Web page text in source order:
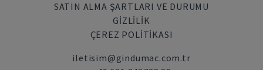
SATIN ALMA ŞARTLARI VE DURUMU
GİZLİLİK
ÇEREZ POLITIKASI
iletisim@gindumac.com.tr